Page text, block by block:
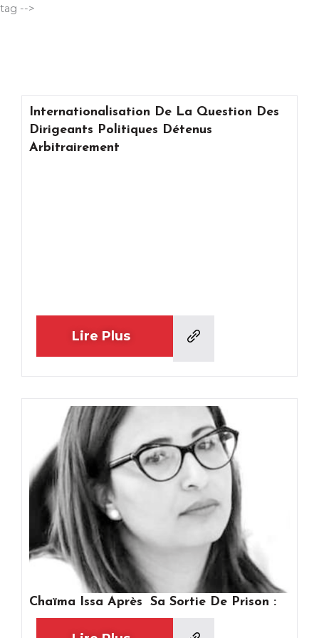
tag -->
Internationalisation De La Question Des
Dirigeants Politiques Détenus
Arbitrairement
Lire Plus
Chaïma Issa Après Sa Sortie De Prison :